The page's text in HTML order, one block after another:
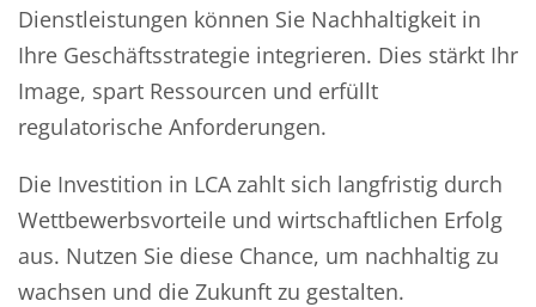
Dienstleistungen können Sie Nachhaltigkeit in
Ihre Geschäftsstrategie integrieren. Dies stärkt Ihr
Image, spart Ressourcen und erfüllt
regulatorische Anforderungen.
Die Investition in LCA zahlt sich langfristig durch
Wettbewerbsvorteile und wirtschaftlichen Erfolg
aus. Nutzen Sie diese Chance, um nachhaltig zu
wachsen und die Zukunft zu gestalten.